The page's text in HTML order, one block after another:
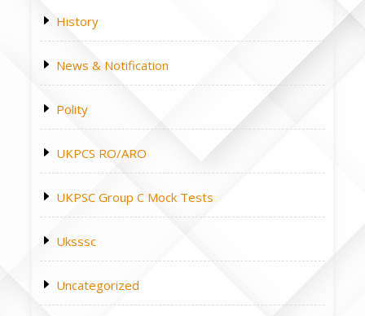
History
News & Notification
Polity
UKPCS RO/ARO
UKPSC Group C Mock Tests
Uksssc
Uncategorized